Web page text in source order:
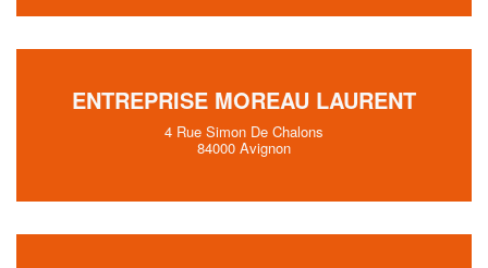
ENTREPRISE MOREAU LAURENT
4 Rue Simon De Chalons
84000 Avignon